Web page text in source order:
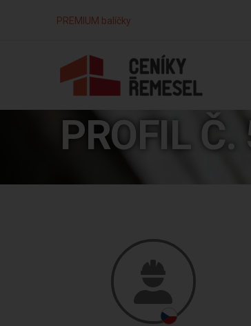
PREMIUM balíčky
PROFIL